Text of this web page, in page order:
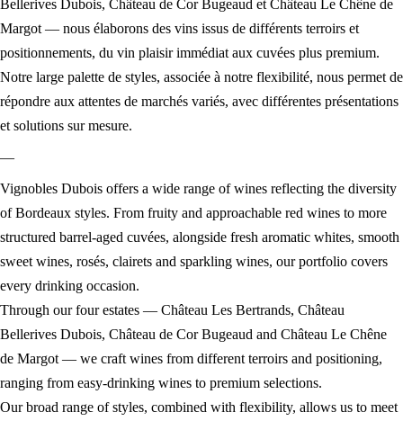
Bellerives Dubois, Château de Cor Bugeaud et Château Le Chêne de
Margot — nous élaborons des vins issus de différents terroirs et
positionnements, du vin plaisir immédiat aux cuvées plus premium.
Notre large palette de styles, associée à notre flexibilité, nous permet de
répondre aux attentes de marchés variés, avec différentes présentations
et solutions sur mesure.
—
Vignobles Dubois offers a wide range of wines reflecting the diversity
of Bordeaux styles. From fruity and approachable red wines to more
structured barrel-aged cuvées, alongside fresh aromatic whites, smooth
sweet wines, rosés, clairets and sparkling wines, our portfolio covers
every drinking occasion.
Through our four estates — Château Les Bertrands, Château
Bellerives Dubois, Château de Cor Bugeaud and Château Le Chêne
de Margot — we craft wines from different terroirs and positioning,
ranging from easy-drinking wines to premium selections.
Our broad range of styles, combined with flexibility, allows us to meet